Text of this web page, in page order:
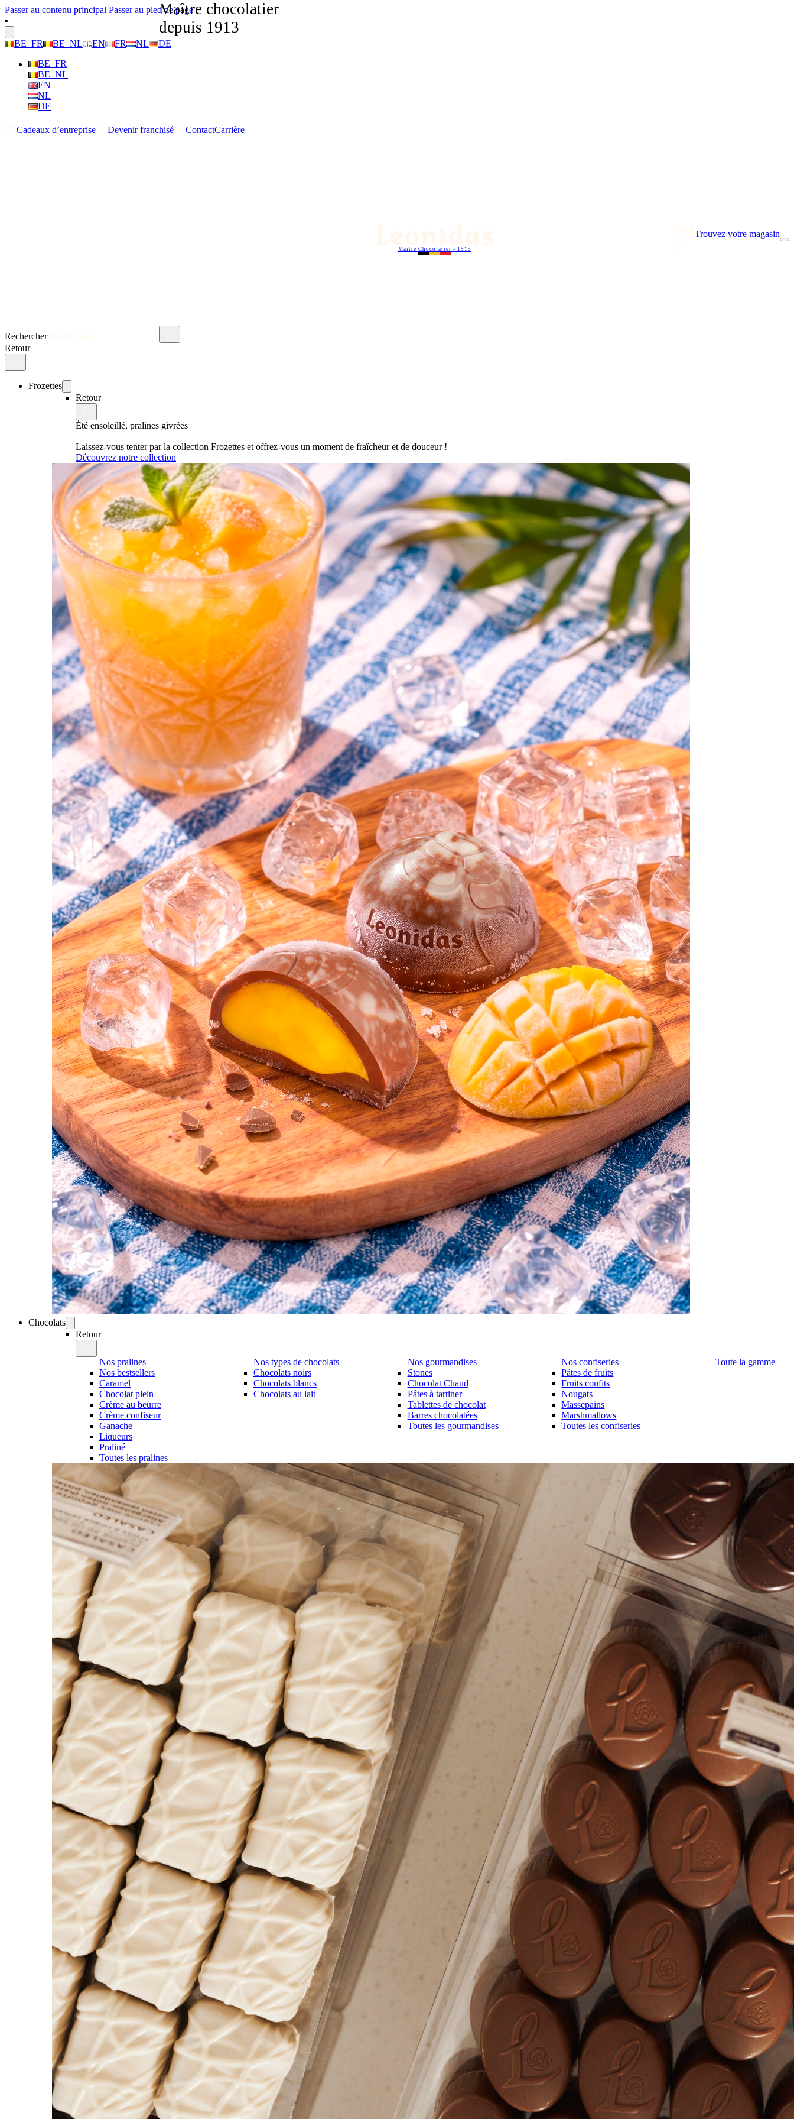
Passer au contenu principal Passer au pied de page
BE_FR BE_NL EN FR NL
DE
BE_FR
BE_NL
EN
NL
DE
Cadeaux d’entreprise Devenir franchisé ContactCarrière
Rechercher
Maitre Chocolatier - 1913
Trouvez votre magasin
Retour
Frozettes
Retour
Été ensoleillé, pralines givrées
Laissez-vous tenter par la collection Frozettes et offrez-vous un moment de fraîcheur et de douceur !
Découvrez notre collection
Chocolats
Retour
Nos pralines
Nos bestsellers
Caramel
Chocolat plein
Crème au beurre
Crème confiseur
Ganache
Liqueurs
Praliné
Toutes les pralines
Nos types de chocolats
Chocolats noirs
Chocolats blancs
Chocolats au lait
Nos gourmandises
Stones
Chocolat Chaud
Pâtes à tartiner
Tablettes de chocolat
Barres chocolatées
Toutes les gourmandises
Nos confiseries
Pâtes de fruits
Fruits confits
Nougats
Massepains
Marshmallows
Toutes les confiseries
Toute la gamme
Maître chocolatier
depuis 1913